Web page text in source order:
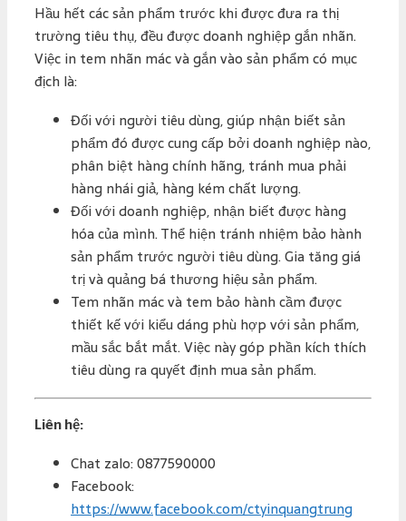
Hầu hết các sản phẩm trước khi được đưa ra thị
trường tiêu thụ, đều được doanh nghiệp gắn nhãn.
Việc in tem nhãn mác và gắn vào sản phẩm có mục
địch là:
Đối với người tiêu dùng, giúp nhận biết sản
phẩm đó được cung cấp bởi doanh nghiệp nào,
phân biệt hàng chính hãng, tránh mua phải
hàng nhái giả, hàng kém chất lượng.
Đối với doanh nghiệp, nhận biết được hàng
hóa của mình. Thể hiện tránh nhiệm bảo hành
sản phẩm trước người tiêu dùng. Gia tăng giá
trị và quảng bá thương hiệu sản phẩm.
Tem nhãn mác và tem bảo hành cầm được
thiết kế với kiểu dáng phù hợp với sản phẩm,
mầu sắc bắt mắt. Việc này góp phần kích thích
tiêu dùng ra quyết định mua sản phẩm.
Liên hệ:
Chat zalo: 0877590000
Facebook:
https://www.facebook.com/ctyinquangtrung